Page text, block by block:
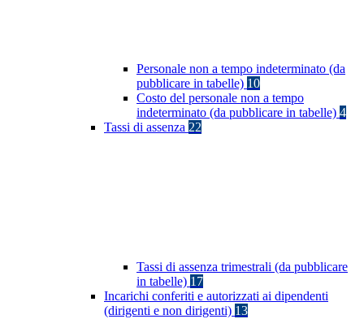
Personale non a tempo indeterminato (da
pubblicare in tabelle) 10
Costo del personale non a tempo
indeterminato (da pubblicare in tabelle) 4
Tassi di assenza 22
Tassi di assenza trimestrali (da pubblicare
in tabelle) 17
Incarichi conferiti e autorizzati ai dipendenti
(dirigenti e non dirigenti) 13